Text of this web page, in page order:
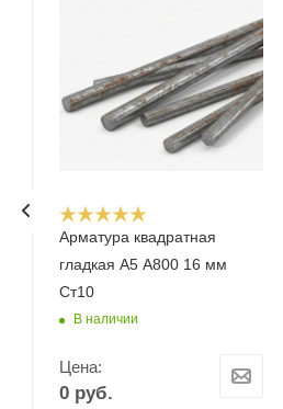
Арматура квадратная
гладкая А5 А800 16 мм
Ст10
В наличии
Цена:
0 руб.